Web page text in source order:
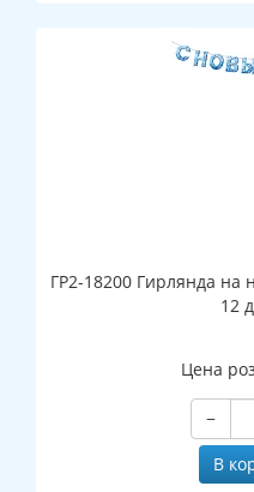
ГР2-18200 Гирлянда на
12
Цена
−
В